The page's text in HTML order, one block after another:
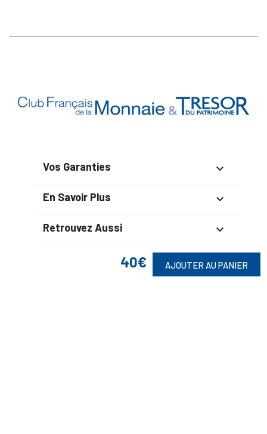
40€ AJOUTER AU PANIER
Vos Garanties 
En Savoir Plus 
Retrouvez Aussi 